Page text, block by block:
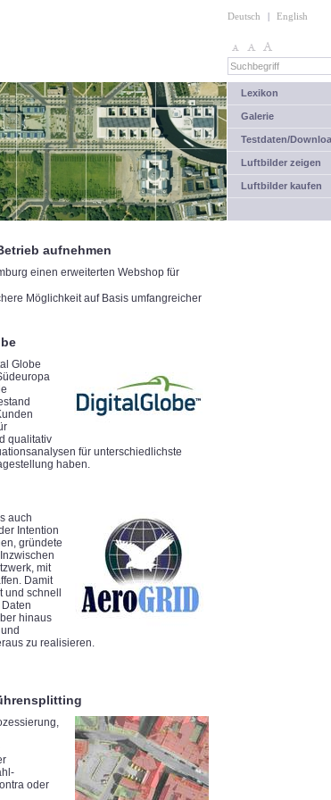
Deutsch | English
Lexikon
Galerie
Testdaten/
Luftbilder zeigen
Luftbilder kaufen
aufnehmen
einen erweiterten Webshop für
Möglichkeit auf Basis umfangreicher
Globe
qualitativ
für unterschiedlichste
haben.
auch
Intention
gründete
mit
Damit
schnell
hinaus
zu realisieren.
oder